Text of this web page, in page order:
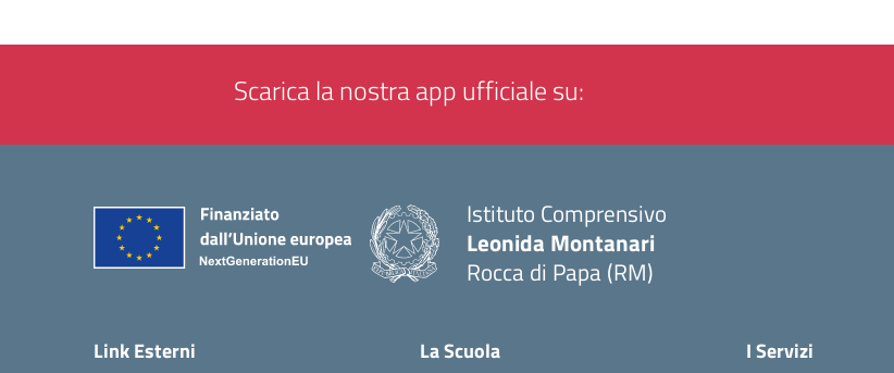
Scarica la nostra app ufficiale su:
Istituto Comprensivo
Leonida Montanari
Rocca di Papa (RM)
Link Esterni La Scuola I Servizi